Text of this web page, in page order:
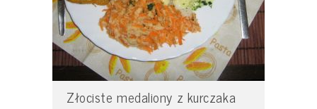
Złociste medaliony z kurczaka